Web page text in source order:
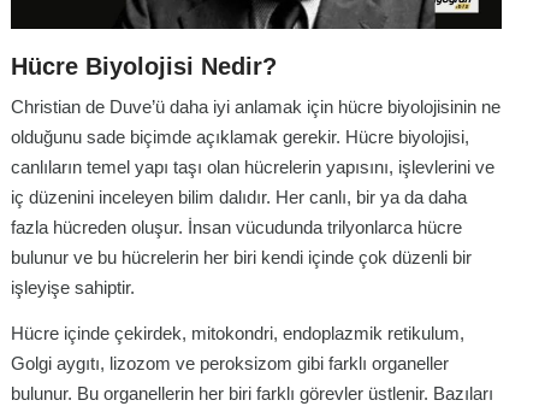
Hücre Biyolojisi Nedir?
Christian de Duve’ü daha iyi anlamak için hücre biyolojisinin ne
olduğunu sade biçimde açıklamak gerekir. Hücre biyolojisi,
canlıların temel yapı taşı olan hücrelerin yapısını, işlevlerini ve
iç düzenini inceleyen bilim dalıdır. Her canlı, bir ya da daha
fazla hücreden oluşur. İnsan vücudunda trilyonlarca hücre
bulunur ve bu hücrelerin her biri kendi içinde çok düzenli bir
işleyişe sahiptir.
Hücre içinde çekirdek, mitokondri, endoplazmik retikulum,
Golgi aygıtı, lizozom ve peroksizom gibi farklı organeller
bulunur. Bu organellerin her biri farklı görevler üstlenir. Bazıları